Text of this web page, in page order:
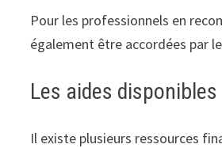
Pour les professionnels en
également être accordées par
Les aides
Il existe plusieurs ressources